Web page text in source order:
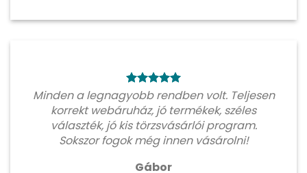
Minden a legnagyobb rendben volt. Teljesen
korrekt webáruház, jó termékek, széles
választék, jó kis törzsvásárlói program.
Sokszor fogok még innen vásárolni!
Gábor